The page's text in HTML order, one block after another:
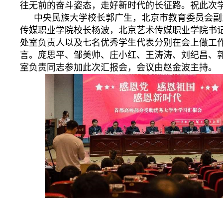
往无前的奋斗姿态，走好新时代的长征路。祝此次
中央民族大学校长郭广生，北京市教育委员会
传媒职业学院校长杨波，北京艺术传媒职业学院书
处室负责人以及七名优秀学生代表分别在会上做工
言。庞思平、邹美帅、庄小红、王涛涛、刘纪昌、
室负责同志参加此次汇报会，会议由赵金波主持。